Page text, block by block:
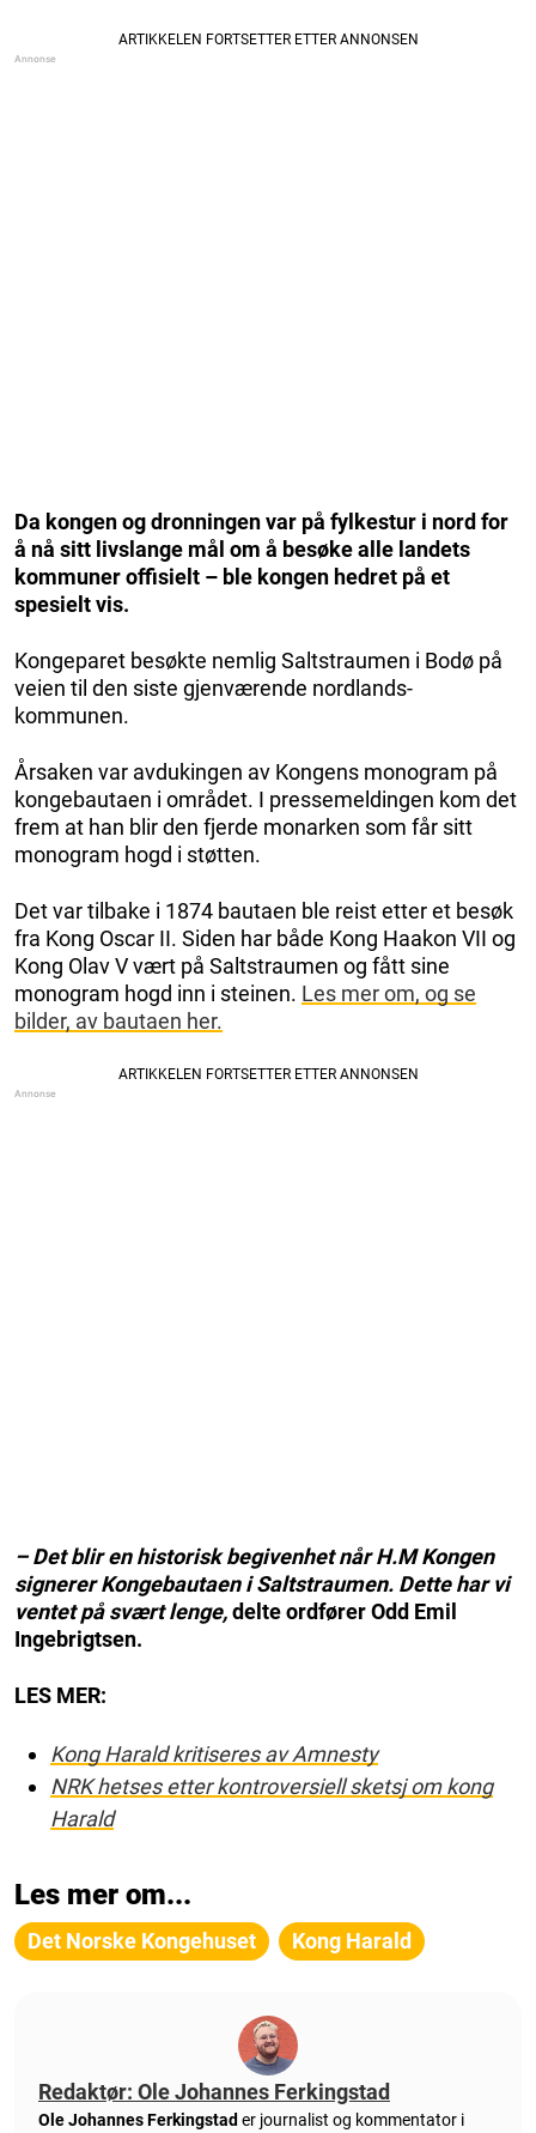
Da kongen og dronningen var på fylkestur i nord for
å nå sitt livslange mål om å besøke alle landets
kommuner offisielt – ble kongen hedret på et
spesielt vis.
Kongeparet besøkte nemlig Saltstraumen i Bodø på
veien til den siste gjenværende nordlands-
kommunen.
Årsaken var avdukingen av Kongens monogram på
kongebautaen i området. I pressemeldingen kom det
frem at han blir den fjerde monarken som får sitt
monogram hogd i støtten.
Det var tilbake i 1874 bautaen ble reist etter et besøk
fra Kong Oscar II. Siden har både Kong Haakon VII og
Kong Olav V vært på Saltstraumen og fått sine
monogram hogd inn i steinen. Les mer om, og se
bilder, av bautaen her.
– Det blir en historisk begivenhet når H.M Kongen
signerer Kongebautaen i Saltstraumen. Dette har vi
ventet på svært lenge,delte ordfører Odd Emil
Ingebrigtsen.
LES MER:
Kong Harald kritiseres av Amnesty
NRK hetses etter kontroversiell sketsj om kong
Harald
Les mer om...
Det Norske Kongehuset Kong Harald
Redaktør: Ole Johannes Ferkingstad
Ole Johannes Ferkingstad er journalist og kommentator i